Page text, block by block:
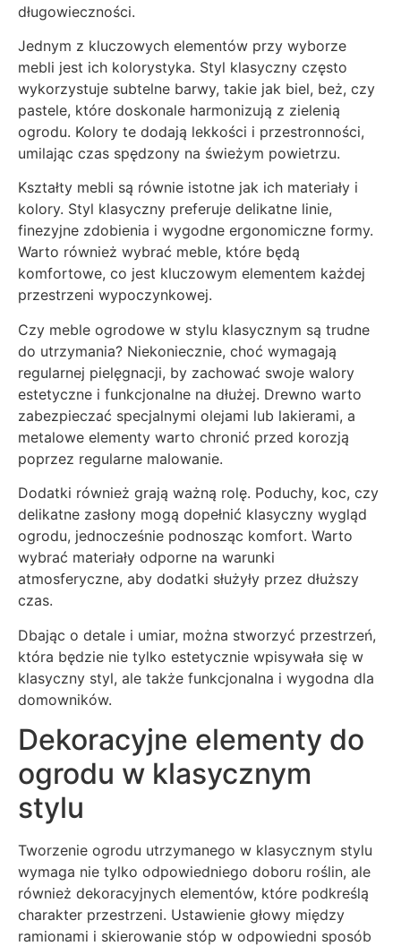
długowieczności.
Jednym z kluczowych elementów przy wyborze
mebli jest ich kolorystyka. Styl klasyczny często
wykorzystuje subtelne barwy, takie jak biel, beż, czy
pastele, które doskonale harmonizują z zielenią
ogrodu. Kolory te dodają lekkości i przestronności,
umilając czas spędzony na świeżym powietrzu.
Kształty mebli są równie istotne jak ich materiały i
kolory. Styl klasyczny preferuje delikatne linie,
finezyjne zdobienia i wygodne ergonomiczne formy.
Warto również wybrać meble, które będą
komfortowe, co jest kluczowym elementem każdej
przestrzeni wypoczynkowej.
Czy meble ogrodowe w stylu klasycznym są trudne
do utrzymania? Niekoniecznie, choć wymagają
regularnej pielęgnacji, by zachować swoje walory
estetyczne i funkcjonalne na dłużej. Drewno warto
zabezpieczać specjalnymi olejami lub lakierami, a
metalowe elementy warto chronić przed korozją
poprzez regularne malowanie.
Dodatki również grają ważną rolę. Poduchy, koc, czy
delikatne zasłony mogą dopełnić klasyczny wygląd
ogrodu, jednocześnie podnosząc komfort. Warto
wybrać materiały odporne na warunki
atmosferyczne, aby dodatki służyły przez dłuższy
czas.
Dbając o detale i umiar, można stworzyć przestrzeń,
która będzie nie tylko estetycznie wpisywała się w
klasyczny styl, ale także funkcjonalna i wygodna dla
domowników.
Dekoracyjne elementy do
ogrodu w klasycznym
stylu
Tworzenie ogrodu utrzymanego w klasycznym stylu
wymaga nie tylko odpowiedniego doboru roślin, ale
również dekoracyjnych elementów, które podkreślą
charakter przestrzeni. Ustawienie głowy między
ramionami i skierowanie stóp w odpowiedni sposób